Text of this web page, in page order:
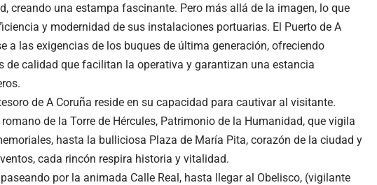
creando una estampa fascinante. Pero más allá de la imagen, lo que
y modernidad de sus instalaciones portuarias. El Puerto de A
a las exigencias de los buques de última generación, ofreciendo
de calidad que facilitan la operativa y garantizan una estancia
de A Coruña reside en su capacidad para cautivar al visitante.
de la Torre de Hércules, Patrimonio de la Humanidad, que vigila
hasta la bulliciosa Plaza de María Pita, corazón de la ciudad y
cada rincón respira historia y vitalidad.
por la animada Calle Real, hasta llegar al Obelisco, (vigilante